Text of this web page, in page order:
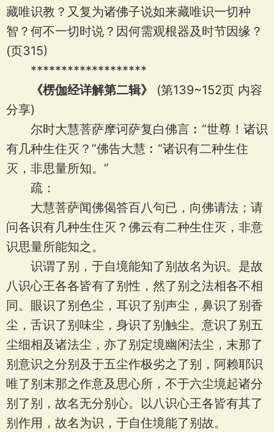
藏唯识教？又复为诸佛子说如来藏唯识一切种
智？何不一切时说？因何需观根器及时节因缘？
(页315)
*******************
《楞伽经详解第二辑》
(第139~152页 内容
分享)
尔时大慧菩萨摩诃萨复白佛言︰“世尊！诸识
有几种生住灭？”佛告大慧︰“诸识有二种生住
灭，非思量所知。”
疏：
大慧菩萨闻佛偈答百八句已，向佛请法；请
问各识有几种生住灭？佛云有二种生住灭，非意
识思量所能知之。
识谓了别，于自境能知了别故名为识。是故
八识心王各各皆有了别性，然了别之法相各不相
同。眼识了别色尘，耳识了别声尘，鼻识了别香
尘，舌识了别味尘，身识了别触尘。意识了别五
尘细相及诸法尘，亦了别定境幽闲法尘，末那了
别意识之分别及于五尘作极劣之了别，阿赖耶识
唯了别末那之作意及思心所，不于六尘境起诸分
别了别，故名无分别心。以八识心王各皆有其了
别作用，故名为识，于自住境能了别故。